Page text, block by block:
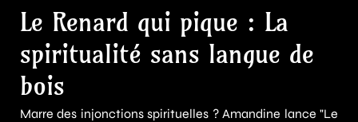
Le Renard qui pique : La
spiritualité sans langue de
bois
Marre des injonctions spirituelles ? Amandine lance "Le